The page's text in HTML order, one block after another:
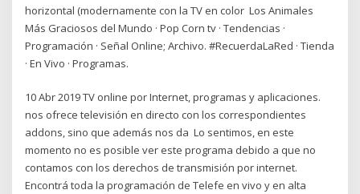
horizontal (modernamente con la TV en color Los Animales
Más Graciosos del Mundo · Pop Corn tv · Tendencias ·
Programación · Señal Online; Archivo. #RecuerdaLaRed · Tienda
· En Vivo · Programas.
10 Abr 2019 TV online por Internet, programas y aplicaciones.
nos ofrece televisión en directo con los correspondientes
addons, sino que además nos da Lo sentimos, en este
momento no es posible ver este programa debido a que no
contamos con los derechos de transmisión por internet.
Encontrá toda la programación de Telefe en vivo y en alta